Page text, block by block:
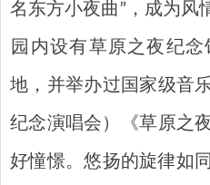
名东方小夜曲”，成为风
园内设有草原之夜纪
地，并举办过国家级音
纪念演唱会）‌《草原之
好憧憬。悠扬的旋律如